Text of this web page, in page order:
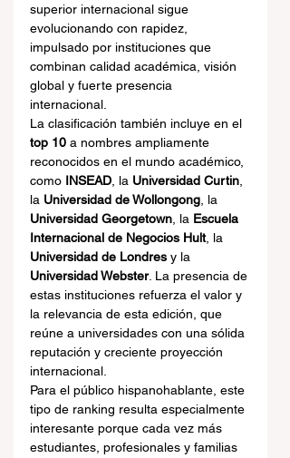
superior internacional sigue
evolucionando con rapidez,
impulsado por instituciones que
combinan calidad académica, visión
global y fuerte presencia
internacional.
La clasificación también incluye en el
top 10 a nombres ampliamente
reconocidos en el mundo académico,
como INSEAD , la Universidad Curtin
la Universidad de Wollongong , la
Universidad Georgetown , la Escuela
Internacional de Negocios Hult, la
Universidad de Londres y la
Universidad Webster. La presencia de
estas instituciones refuerza el valor y
la relevancia de esta edición, que
reúne a universidades con una sólida
reputación y creciente proyección
internacional.
Para el público hispanohablante, este
tipo de ranking resulta especialmente
interesante porque cada vez más
estudiantes, profesionales y familias